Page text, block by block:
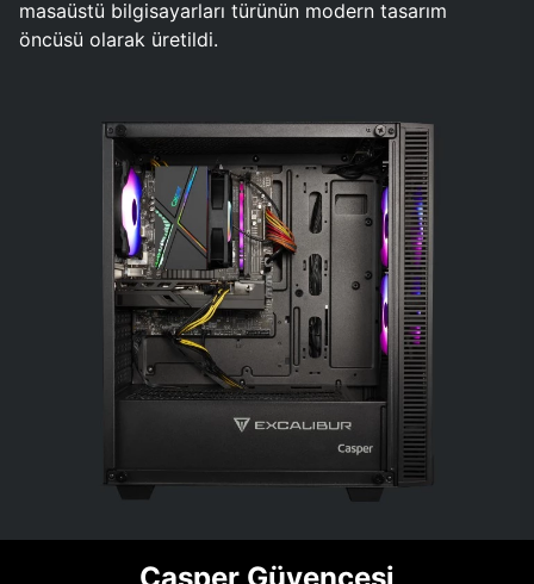
masaüstü bilgisayarları türünün modern tasarım
öncüsü olarak üretildi.